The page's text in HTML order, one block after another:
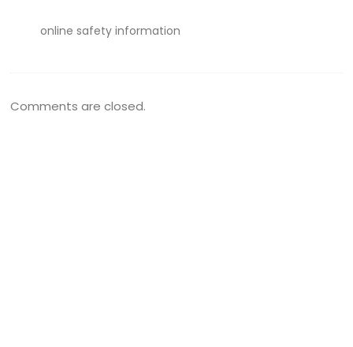
online safety information
Comments are closed.